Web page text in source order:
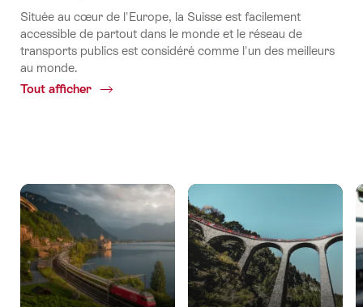
Située au cœur de l'Europe, la Suisse est facilement
accessible de partout dans le monde et le réseau de
transports publics est considéré comme l'un des meilleurs
au monde.
Tout afficher
Common.Of